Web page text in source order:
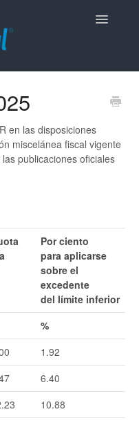
Toggle
en las disposiciones
miscelánea fiscal vigente
publicaciones oficiales
Por ciento
para aplicarse
sobre el
excedente
del límite inferior
%
1.92
6.40
10.88